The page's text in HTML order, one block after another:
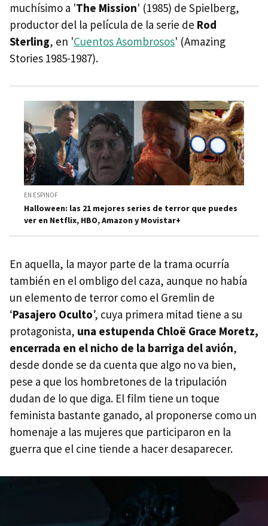
muchísimo a 'The Mission' (1985) de Spielberg,
productor del la película de la serie de Rod
Sterling, en 'Cuentos Asombrosos' (Amazing
Stories 1985-1987).
EN ESPINOF
Halloween: las 21 mejores series de terror que puedes
ver en Netflix, HBO, Amazon y Movistar+
En aquella, la mayor parte de la trama ocurría
también en el ombligo del caza, aunque no había
un elemento de terror como el Gremlin de
‘Pasajero Oculto’, cuya primera mitad tiene a su
protagonista, una estupenda Chloë Grace Moretz,
encerrada en el nicho de la barriga del avión,
desde donde se da cuenta que algo no va bien,
pese a que los hombretones de la tripulación
dudan de lo que diga. El film tiene un toque
feminista bastante ganado, al proponerse como un
homenaje a las mujeres que participaron en la
guerra que el cine tiende a hacer desaparecer.